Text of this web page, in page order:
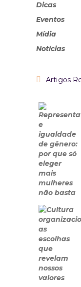
Dicas
Eventos
Mídia
Notícias
Artigos